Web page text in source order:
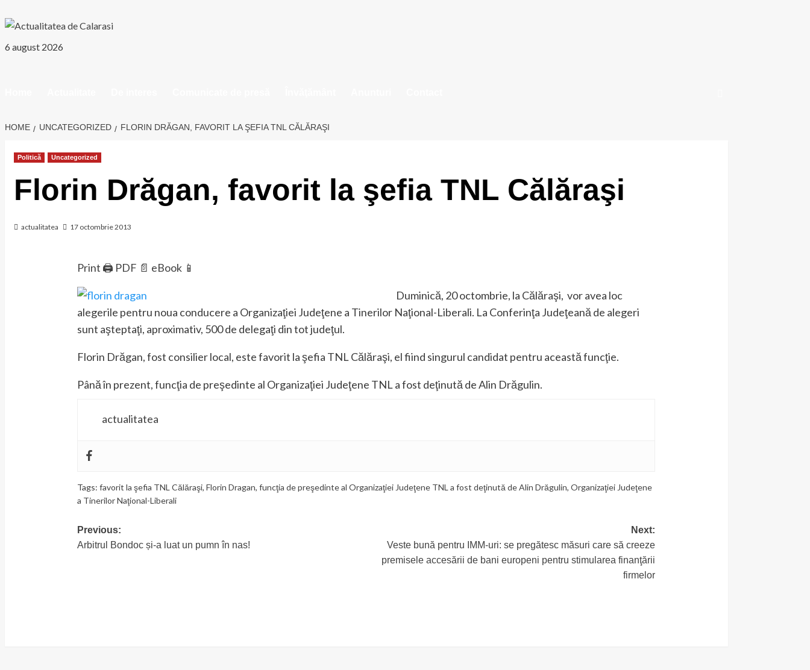
to
6 august 2026
HOME UNCATEGORIZED FLORIN DRĂGAN, FAVORIT LA ŞEFIA TNL CĂLĂRAŞI
Politică Uncategorized
Florin Drăgan, favorit la şefia TNL Călăraşi
actualitatea 17 octombrie 2013
Print 🖨 PDF 📄 eBook 📱
Duminică, 20 octombrie, la Călăraşi, vor avea loc
alegerile pentru noua conducere a Organizaţiei Judeţene a Tinerilor Naţional-Liberali. La Conferinţa Judeţeană de alegeri
sunt aşteptaţi, aproximativ, 500 de delegaţi din tot judeţul.
Florin Drăgan, fost consilier local, este favorit la şefia TNL Călăraşi, el fiind singurul candidat pentru această funcţie.
Până în prezent, funcţia de preşedinte al Organizaţiei Judeţene TNL a fost deţinută de Alin Drăgulin.
actualitatea
Tags: favorit la şefia TNL Călăraşi, Florin Dragan, funcţia de preşedinte al Organizaţiei Judeţene TNL a fost deţinută de Alin Drăgulin, Organizaţiei Judeţene
a Tinerilor Naţional-Liberali
Post
Previous:
Arbitrul Bondoc și-a luat un pumn în nas!
Next:
Veste bună pentru IMM-uri: se pregătesc măsuri care să creeze
premisele accesării de bani europeni pentru stimularea finanţării
firmelor